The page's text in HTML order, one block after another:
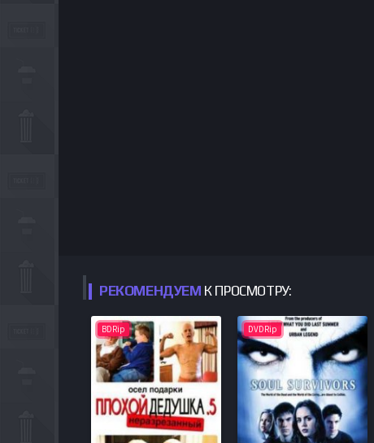
РЕКОМЕНДУЕМ К ПРОСМОТРУ:
BDRip DVDRip